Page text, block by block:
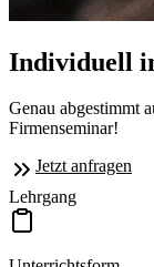
Individuell
Genau abgestimmt
Firmenseminar!
Jetzt anfragen
Lehrgang